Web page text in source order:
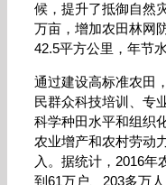
候，提升了抵御自然
万亩，增加农田林网
42.5平方公里，年节
通过建设高标准农田
民群众科技培训、专
科学种田水平和组织
农业增产和农村劳动
入。据统计，2016年
到61万户、203多万